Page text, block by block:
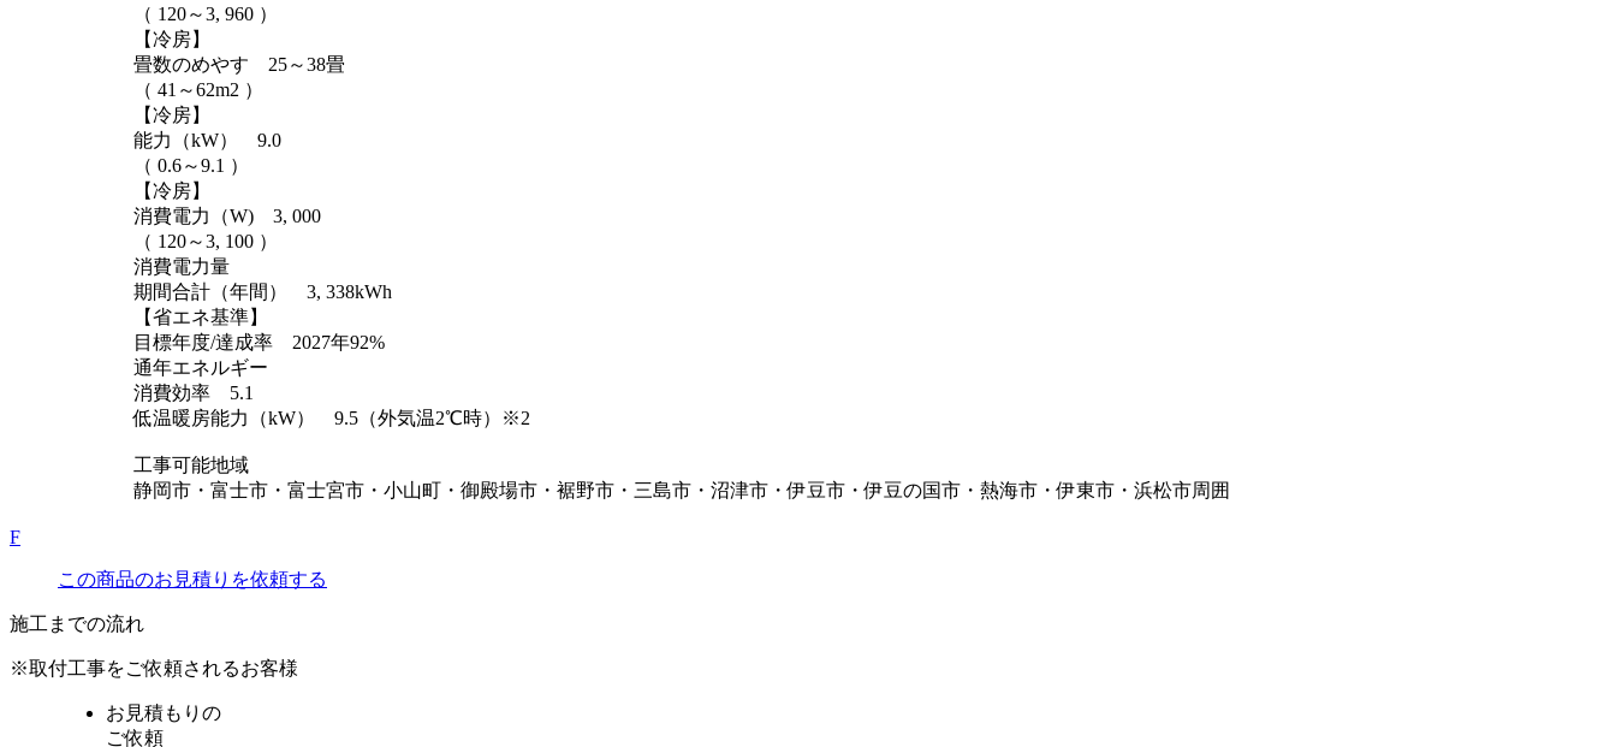
（ 120～3, 960 ）
【冷房】
畳数のめやす 25～38畳
（ 41～62m2 ）
【冷房】
能力（kW） 9.0
（ 0.6～9.1 ）
【冷房】
消費電力（W) 3, 000
（ 120～3, 100 ）
消費電力量
期間合計（年間） 3, 338kWh
【省エネ基準】
目標年度/達成率 2027年92%
通年エネルギー
消費効率 5.1
低温暖房能力（kW） 9.5（外気温2℃時）※2
工事可能地域
静岡市・富士市・富士宮市・小山町・御殿場市・裾野市・三島市・沼津市・伊豆市・伊豆の国市・熱海市・伊東市・浜松市周囲
F
この商品のお見積りを依頼する
施工までの流れ
※取付工事をご依頼されるお客様
お見積もりの
ご依頼